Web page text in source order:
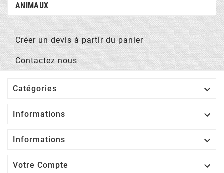
ANIMAUX
Créer un devis à partir du panier
Contactez nous
Catégories 
Informations 
Informations 
Votre Compte 